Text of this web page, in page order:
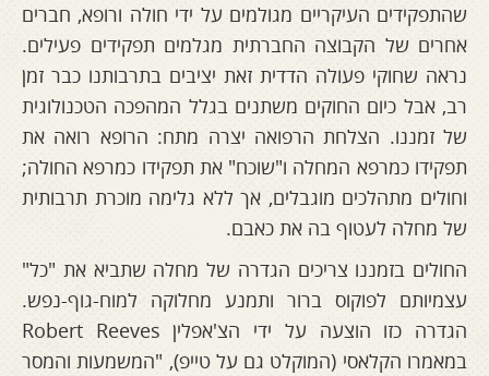
שהתפקידים העיקריים מגולמים על ידי חולה ורופא, חברים
אחרים של הקבוצה החברתית מגלמים תפקידים פעילים.
נראה שחוקי פעולה הדדית זאת יציבים בתרבותנו כבר זמן
רב, אבל כיום החוקים משתנים בגלל המהפכה הטכנולוגית
של זמננו. הצלחת הרפואה יצרה מתח: הרופא רואה את
תפקידו כמרפא המחלה ו"שוכח" את תפקידו כמרפא החולה;
וחולים מתהלכים מוגבלים, אך ללא גלימה מוכרת תרבותית
של מחלה לעטוף בה את כאבם.
החולים בזמננו צריכים הגדרה של מחלה שתביא את "כל"
עצמיותם לפוקוס ברור ותמנע מחלוקה למוח-גוף-נפש.
הגדרה כזו הוצעה על ידי הצ'אפלין Robert Reeves
במאמרו הקלאסי (המוקלט גם על טייפ), "המשמעות והמסר